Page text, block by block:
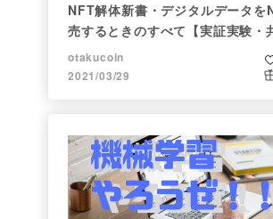
NFT解体新書・デジタルデータを
売するときのすべて【実証実験・
ト】
otakucoin
2021/03/29